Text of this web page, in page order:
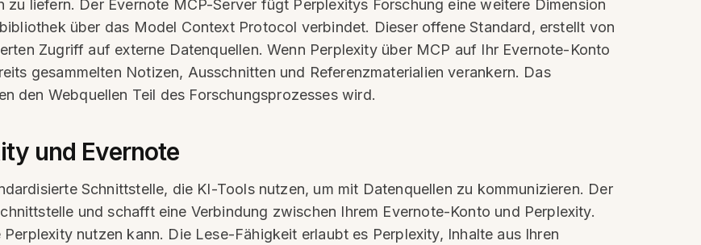
liefern. Der Evernote MCP-Server fügt Perplexitys Forschung eine weitere Dimension
über das Model Context Protocol verbindet. Dieser offene Standard, erstellt von
Zugriff auf externe Datenquellen. Wenn Perplexity über MCP auf Ihr Evernote-Konto
gesammelten Notizen, Ausschnitten und Referenzmaterialien verankern. Das
den Webquellen Teil des Forschungsprozesses wird.
und Evernote
Schnittstelle, die KI-Tools nutzen, um mit Datenquellen zu kommunizieren. Der
und schafft eine Verbindung zwischen Ihrem Evernote-Konto und Perplexity.
nutzen kann. Die Lese-Fähigkeit erlaubt es Perplexity, Inhalte aus Ihren